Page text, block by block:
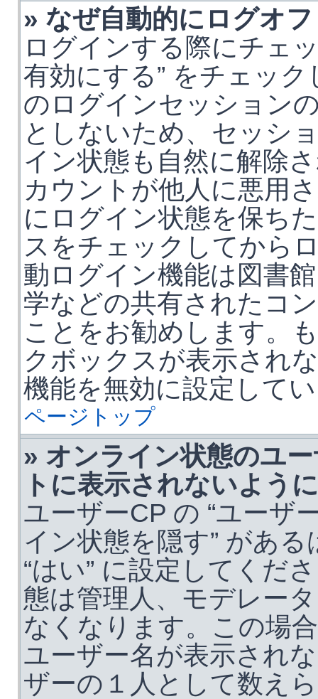
» なぜ自動的にログオ
ログインする際にチェ
有効にする” をチェッ
のログインセッション
としないため、セッシ
イン状態も自然に解除
カウントが他人に悪用
にログイン状態を保ち
スをチェックしてから
動ログイン機能は図書
学などの共有されたコ
ことをお勧めします。
クボックスが表示され
機能を無効に設定して
ページトップ
» オンライン状態のユ
トに表示されないよう
ユーザーCP の “ユーザ
イン状態を隠す” があ
“はい” に設定してくだ
態は管理人、モデレー
なくなります。この場
ユーザー名が表示され
ザーの１人として数え